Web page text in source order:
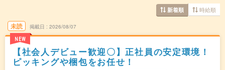
新着順 時給順
未読
NEW
掲載日 2026/08/07
【社会人デビュー歓迎〇】正社員の安定環境！
ピッキングや梱包をお任せ！